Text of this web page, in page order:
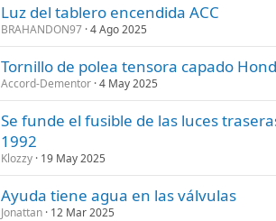
Luz del tablero encendida ACC
BRAHANDON97 4 Ago 2025
Tornillo de polea tensora capado
Accord-Dementor 4 May 2025
Se funde el fusible de las luces
1992
Klozzy 19 May 2025
Ayuda tiene agua en las válvulas
Jonattan 12 Mar 2025